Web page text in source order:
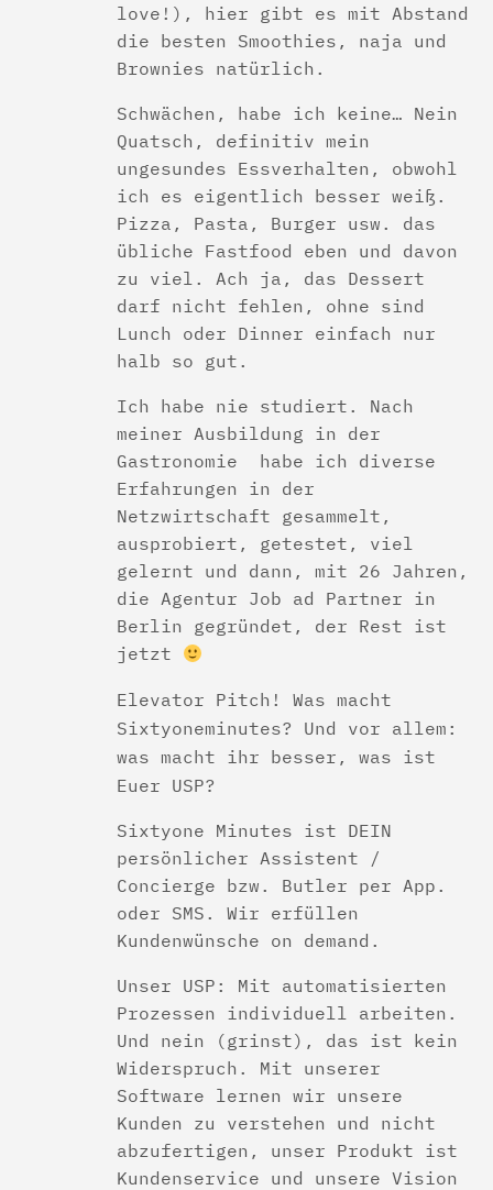
love!), hier gibt es mit Abstand
die besten Smoothies, naja und
Brownies natürlich.
Schwächen, habe ich keine… Nein
Quatsch, definitiv mein
ungesundes Essverhalten, obwohl
ich es eigentlich besser weiß.
Pizza, Pasta, Burger usw. das
übliche Fastfood eben und davon
zu viel. Ach ja, das Dessert
darf nicht fehlen, ohne sind
Lunch oder Dinner einfach nur
halb so gut.
Ich habe nie studiert. Nach
meiner Ausbildung in der
Gastronomie habe ich diverse
Erfahrungen in der
Netzwirtschaft gesammelt,
ausprobiert, getestet, viel
gelernt und dann, mit 26 Jahren,
die Agentur Job ad Partner in
Berlin gegründet, der Rest ist
jetzt
Elevator Pitch! Was macht
Sixtyoneminutes? Und vor allem:
was macht ihr besser, was ist
Euer USP?
Sixtyone Minutes ist DEIN
persönlicher Assistent /
Concierge bzw. Butler per App.
oder SMS. Wir erfüllen
Kundenwünsche on demand.
Unser USP: Mit automatisierten
Prozessen individuell arbeiten.
Und nein (grinst), das ist kein
Widerspruch. Mit unserer
Software lernen wir unsere
Kunden zu verstehen und nicht
abzufertigen, unser Produkt ist
Kundenservice und unsere Vision